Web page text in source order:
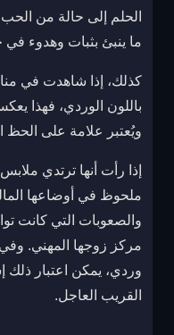
الحلم إلى حالة من الحب
ما ينبئ بثبات وهدوء في
كذلك، إذا شاهدت في
باللون الوردي، فهذا
ويُعتبر علامة على الحظ
إذا رأت أنها ترتدي
ملحوظ في أوضاعها
والصعوبات التي كانت
مركز زوجها المهني.
وردي، يمكن اعتبار ذلك
القريب العاجل.